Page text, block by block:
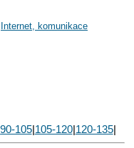
Internet, komunikace
90-105| 105-120| 120-135|